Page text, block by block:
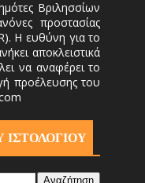
Βριλησσίων
προστασίας
Η ευθύνη για το
αποκλειστικά
να αναφέρει το
προέλευσης του